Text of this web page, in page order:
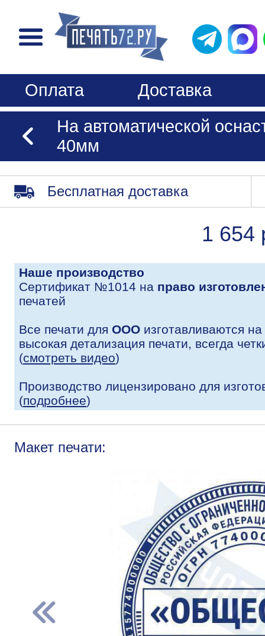
Оплата
Доставка
На автоматической
40мм
Бесплатная доставка
1 654
Наше производство
Сертификат №1014 на право
печатей
Все печати для ООО изготавливаются
высокая детализация печати, всегда
(смотреть видео)
Производство лицензировано для
(подробнее)
Макет печати: